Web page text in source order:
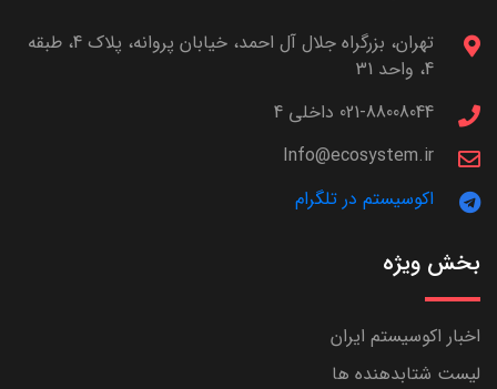
تهران، بزرگراه جلال آل احمد، خیابان پروانه، پلاک 4، طبقه
4، واحد 31
021-88008044 داخلی 4
Info@ecosystem.ir
اکوسیستم در تلگرام
بخش ویژه
اخبار اکوسیستم ایران
لیست شتابدهنده ها